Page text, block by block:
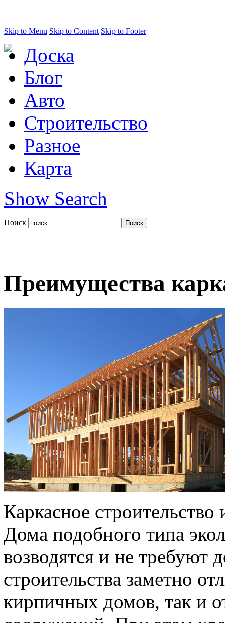
Skip to Menu Skip to Content Skip to Footer
Доска
Блог
Авто
Строительство
Разное
Карта
Show Search
Поиск
Преимущества
Каркасное
Дома подобного типа
возводятся и не требуют
строительства заметно
кирпичных домов, так и